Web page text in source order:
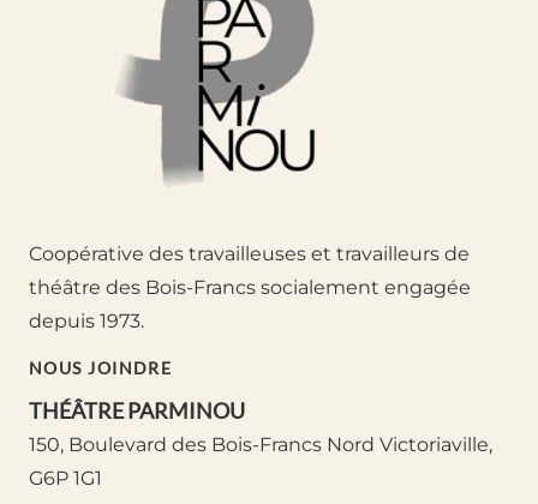
Coopérative des travailleuses et travailleurs de
théâtre des Bois-Francs socialement engagée
depuis 1973.
NOUS JOINDRE
THÉÂTRE PARMINOU
150, Boulevard des Bois-Francs Nord Victoriaville,
G6P 1G1